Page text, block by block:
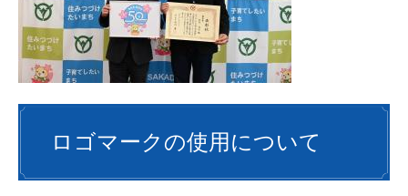
ロゴマークの使用について